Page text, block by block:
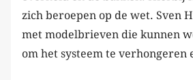
zich beroepen op de wet. Sven
met modelbrieven die kunnen
om het systeem te verhongeren